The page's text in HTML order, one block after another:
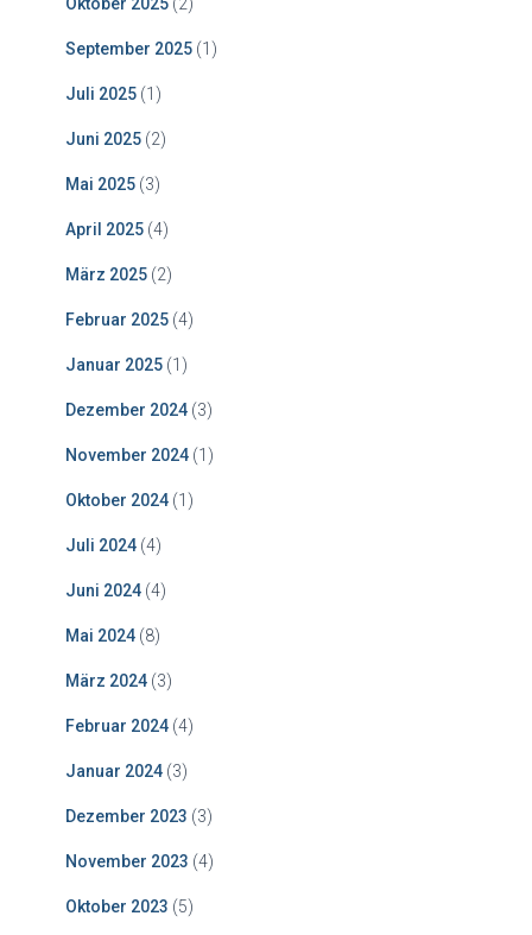
September 2025 (1)
Juli 2025 (1)
Juni 2025 (2)
Mai 2025 (3)
April 2025 (4)
März 2025 (2)
Februar 2025 (4)
Januar 2025 (1)
Dezember 2024 (3)
November 2024 (1)
Oktober 2024 (1)
Juli 2024 (4)
Juni 2024 (4)
Mai 2024 (8)
März 2024 (3)
Februar 2024 (4)
Januar 2024 (3)
Dezember 2023 (3)
November 2023 (4)
Oktober 2023 (5)